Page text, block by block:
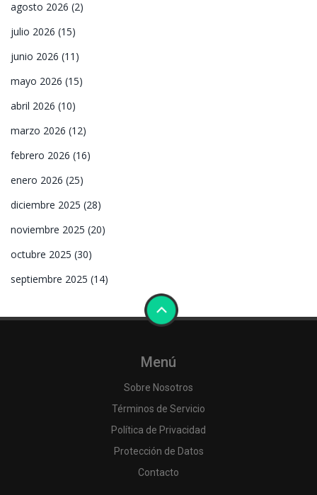
agosto 2026 (2)
julio 2026 (15)
junio 2026 (11)
mayo 2026 (15)
abril 2026 (10)
marzo 2026 (12)
febrero 2026 (16)
enero 2026 (25)
diciembre 2025 (28)
noviembre 2025 (20)
octubre 2025 (30)
septiembre 2025 (14)
Menú
Sobre Nosotros
Términos de Servicio
Política de Privacidad
Protección de Datos
Contacto